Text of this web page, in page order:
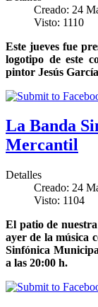
Creado: 24
Visto: 1110
Este jueves fue
logotipo de este
pintor Jesús
La Banda
Mercantil
Detalles
Creado: 24
Visto: 1104
El patio de
ayer de la música
Sinfónica
a las 20:00 h.